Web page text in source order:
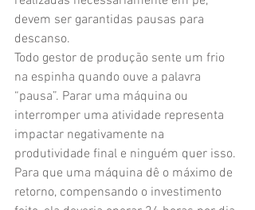
devem ser garantidas pausas para
descanso.
Todo gestor de produção sente um frio
na espinha quando ouve a palavra
“pausa”. Parar uma máquina ou
interromper uma atividade representa
impactar negativamente na
produtividade final e ninguém quer isso.
Para que uma máquina dê o máximo de
retorno, compensando o investimento